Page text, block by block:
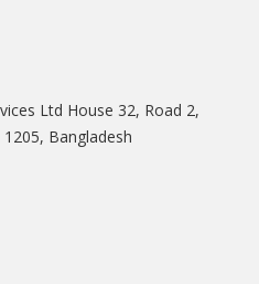
Ltd House 32, Road 2,
Bangladesh